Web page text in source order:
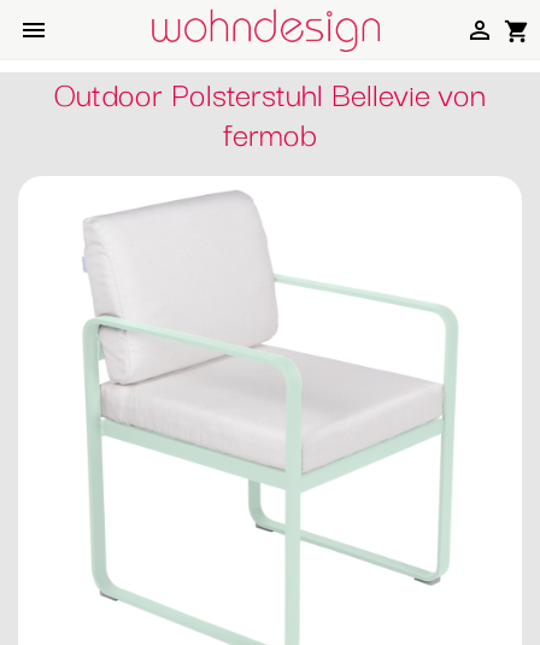
 shopping_cart

Outdoor Polsterstuhl Bellevie von
fermob